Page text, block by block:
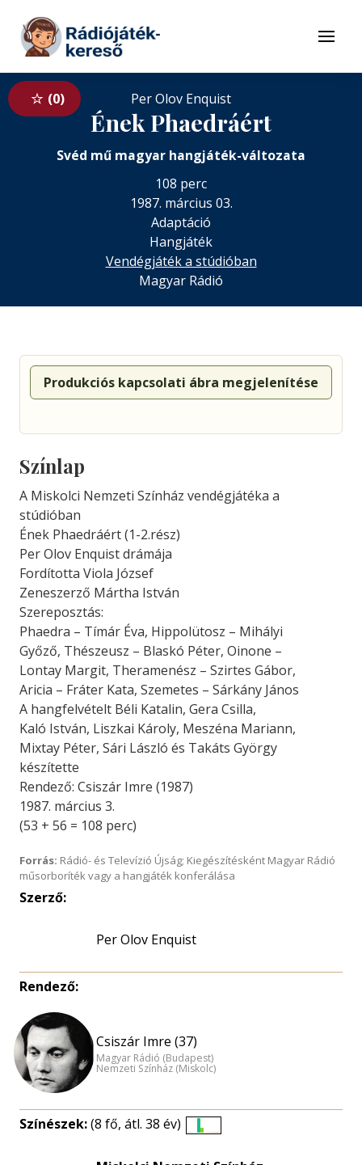
Tovább a tartalomhoz
Menü
0 Per Olov Enquist
Ének Phaedráért
Svéd mű magyar hangjáték-változata
108 perc
1987. március 03.
Adaptáció
Hangjáték
Vendégjáték a stúdióban
Magyar Rádió
Produkciós kapcsolati ábra megjelenítése
Színlap
A Miskolci Nemzeti Színház vendégjátéka a
stúdióban
Ének Phaedráért (1-2.rész)
Per Olov Enquist drámája
Fordította Viola József
Zeneszerző Mártha István
Szereposztás:
Phaedra – Tímár Éva, Hippolütosz – Mihályi
Győző, Thészeusz – Blaskó Péter, Oinone –
Lontay Margit, Theramenész – Szirtes Gábor,
Aricia – Fráter Kata, Szemetes – Sárkány János
A hangfelvételt Béli Katalin, Gera Csilla,
Kaló István, Liszkai Károly, Meszéna Mariann,
Mixtay Péter, Sári László és Takáts György
készítette
Rendező: Csiszár Imre (1987)
1987. március 3.
(53 + 56 = 108 perc)
Forrás: Rádió- és Televízió Újság; Kiegészítésként Magyar Rádió
műsorboríték vagy a hangjáték konferálása
Szerző:
Per Olov Enquist
Rendező:
Csiszár Imre (37)
Magyar Rádió (Budapest)
Nemzeti Színház (Miskolc)
Színészek:(8 fő, átl. 38 év)
eloszlás